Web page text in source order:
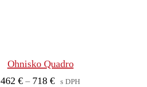
Ohnisko Quadro
462 € – 718 €Price
s DPH